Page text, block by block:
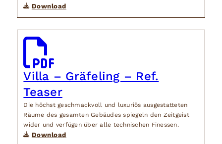
Download
Villa – Gräfeling – Ref.
Teaser
Die höchst geschmackvoll und luxuriös ausgestatteten
Räume des gesamten Gebäudes spiegeln den Zeitgeist
wider und verfügen über alle technischen Finessen.
Download